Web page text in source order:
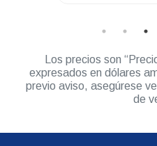
Los precios son
expresados en dólares
previo aviso, asegúrese
de